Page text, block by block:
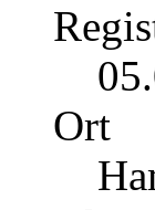
Ort